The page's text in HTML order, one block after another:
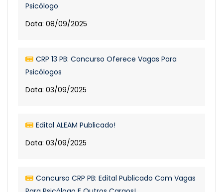
Psicólogo
Data: 08/09/2025
CRP 13 PB: Concurso Oferece Vagas Para
Psicólogos
Data: 03/09/2025
Edital ALEAM Publicado!
Data: 03/09/2025
Concurso CRP PB: Edital Publicado Com Vagas